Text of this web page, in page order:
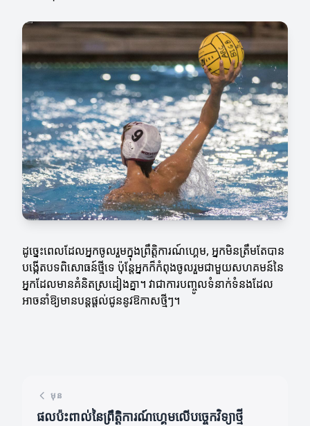
ដូច្នេះពេលដែលអ្នកចូលរួមក្នុងព្រឹត្តិការណ៍ហ្គេម, អ្នកមិនត្រឹមតែបាន
បង្កើតបទពិសោធន៍ថ្មីទេ ប៉ុន្តែអ្នកក៏កំពុងចូលរួមជាមួយសហគមន៍នៃ
អ្នកដែលមានគំនិតស្រដៀងគ្នា។ វាជាការបញ្ចូលទំនាក់ទំនងដែល
អាចនាំឱ្យមានបន្តផ្តល់ជូននូវឱកាសថ្មីៗ។
មុន
ផលប៉ះពាល់នៃព្រឹត្តិការណ៍ហ្គេមលើបច្ចេកវិទ្យាថ្មី